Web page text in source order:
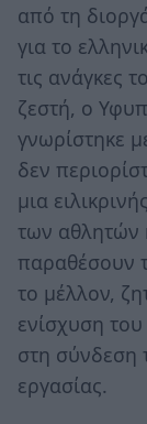
από τη
για το
τις ανάγκες
ζεστή, ο
γνωρίστηκε
δεν
μια
των αθλητών
παραθέσουν
το μέλλον,
ενίσχυση
στη σύνδεση
εργασίας.